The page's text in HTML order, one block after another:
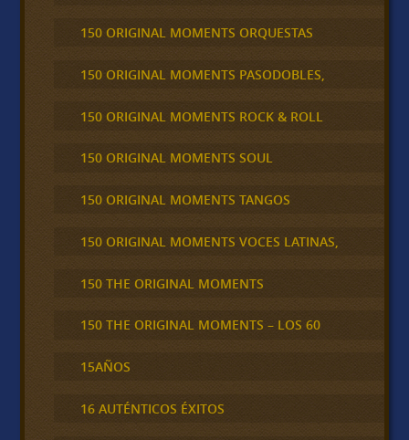
150 ORIGINAL MOMENTS ORQUESTAS
150 ORIGINAL MOMENTS PASODOBLES,
150 ORIGINAL MOMENTS ROCK & ROLL
150 ORIGINAL MOMENTS SOUL
150 ORIGINAL MOMENTS TANGOS
150 ORIGINAL MOMENTS VOCES LATINAS,
150 THE ORIGINAL MOMENTS
150 THE ORIGINAL MOMENTS – LOS 60
15AÑOS
16 AUTÉNTICOS ÉXITOS